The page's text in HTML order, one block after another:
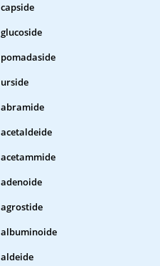
capside
glucoside
pomadaside
urside
abramide
acetaldeide
acetammide
adenoide
agrostide
albuminoide
aldeide